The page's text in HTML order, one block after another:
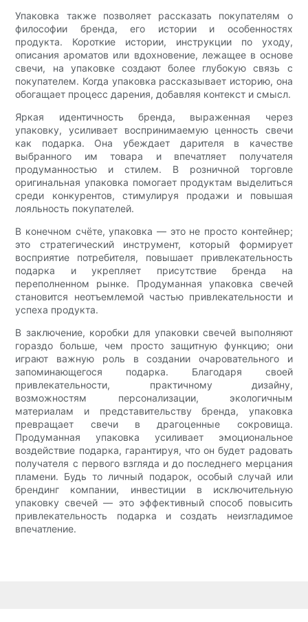
Упаковка также позволяет рассказать покупателям о
философии бренда, его истории и особенностях
продукта. Короткие истории, инструкции по уходу,
описания ароматов или вдохновение, лежащее в основе
свечи, на упаковке создают более глубокую связь с
покупателем. Когда упаковка рассказывает историю, она
обогащает процесс дарения, добавляя контекст и смысл.
Яркая идентичность бренда, выраженная через
упаковку, усиливает воспринимаемую ценность свечи
как подарка. Она убеждает дарителя в качестве
выбранного им товара и впечатляет получателя
продуманностью и стилем. В розничной торговле
оригинальная упаковка помогает продуктам выделиться
среди конкурентов, стимулируя продажи и повышая
лояльность покупателей.
В конечном счёте, упаковка — это не просто контейнер;
это стратегический инструмент, который формирует
восприятие потребителя, повышает привлекательность
подарка и укрепляет присутствие бренда на
переполненном рынке. Продуманная упаковка свечей
становится неотъемлемой частью привлекательности и
успеха продукта.
В заключение, коробки для упаковки свечей выполняют
гораздо больше, чем просто защитную функцию; они
играют важную роль в создании очаровательного и
запоминающегося подарка. Благодаря своей
привлекательности, практичному дизайну,
возможностям персонализации, экологичным
материалам и представительству бренда, упаковка
превращает свечи в драгоценные сокровища.
Продуманная упаковка усиливает эмоциональное
воздействие подарка, гарантируя, что он будет радовать
получателя с первого взгляда и до последнего мерцания
пламени. Будь то личный подарок, особый случай или
брендинг компании, инвестиции в исключительную
упаковку свечей — это эффективный способ повысить
привлекательность подарка и создать неизгладимое
впечатление.